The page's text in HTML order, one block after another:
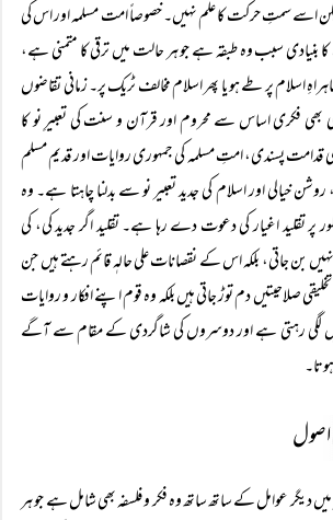
اسے سمتِ حرکت کا علم نہیں۔ خصوصاً امت مسلمہ اور اس کی
بنیادی سبب وہ طبقہ ہے جو ہر حالت میں ترقی کا متمنی ہے،
اسلام پر طے ہو یا پھر اسلام مخالف ٹریک پر۔ زمانی تقاضوں
فکری اساس سے محروم اور قرآن و سنت کی تعبیرِ نو کا
قدامت پسندی، امتِ مسلمہ کی جمہوری روایات اور قدیم مسلم
خیالی اور اسلام کی جدید تعبیر نو سے بدلنا چاہتا ہے۔ وہ
پر تقلید اغیار کی دعوت دے رہا ہے۔ تقلید اگر جدید کی، کی
نہیں بن جاتی، بلکہ اس کے نقصانات علی حالہٖ قائم رہتے ہیں جن
صلاحیتیں دم توڑ جاتی ہیں بلکہ وہ قوم اپنے افکار و روایات
میں لگی رہتی ہے اور دوسروں کی شاگردی کے مقام سے آگے
اصول
دیگر عوامل کے ساتھ ساتھ وہ فکر و فلسفہ بھی شامل ہے جو ہر